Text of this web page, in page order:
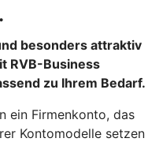
besonders attraktiv
RVB-Business
zu Ihrem Bedarf.
ein Firmenkonto, das
Kontomodelle setzen